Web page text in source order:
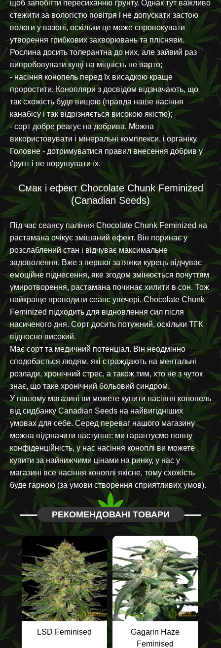
щоб запобігти пересиханню ґрунту. Однак тут важливо
стежити за вологістю повітря і не допускати застою
вологи у вазоні, оскільки це може спровокувати
утворення грибкових захворювань та плісняви.
Рослина досить толерантна до них, але зайвий раз
випробовувати кущі на міцність не варто;
- насіння конопель перед їх висадкою краще
проростити. Конопляри з досвідом відзначають, що
так схожість буде вищою (правда наше насіння
канабісу і так відрізняється високою якістю);
- сорт добре реагує на добрива. Можна
використовувати і мінеральні комплекси, і органіку.
Головне - дотримуватися правил внесення добрив у
ґрунт і не порушувати їх.
Смак і ефект Chocolate Chunk Feminized
(Canadian Seeds)
Під час сеансу паління Chocolate Chunk Feminized на
растамана очікує змішаний ефект. Він поринає у
розслаблений стан і відчуває максимальне
задоволення. Вже з першої затяжки курець відчуває
емоційне піднесення, яке згодом змінюється почуттям
умиротворення, растамана починає хилити в сон. Тож
найкраще проводити сеанс увечері. Chocolate Chunk
Feminized підходить для відновлення сил після
насиченого дня. Сорт досить потужний, оскільки ТГК
відносно високий.
Має сорт та медичний потенціал. Він неодмінно
сподобається людям, які страждають на ментальні
розлади, хронічний стрес, а також тим, хто не з чуток
знає, що таке хронічний больовий синдром.
У нашому магазині ви можете купити насіння конопель
від сидбанку Canadian Seeds на найвигідніших
умовах для себе. Серед переваг нашого магазину
можна відзначити наступне: ми гарантуємо повну
конфіденційність, у нас насіння коноплі ви можете
купити за найнижчими цінами на ринку, у нас у
магазині все насіння коноплі якісне, тому схожість
буде гарною (за умови створення сприятливих умов).
РЕКОМЕНДОВАНІ ТОВАРИ
LSD Feminised
Gagarin Haze
Feminised